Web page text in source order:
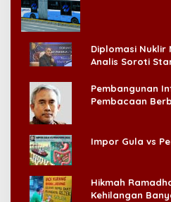
Diplomasi Nuklir
Analis Soroti
Pembangunan
Pembacaan
Impor Gula vs
Hikmah
Kehilangan